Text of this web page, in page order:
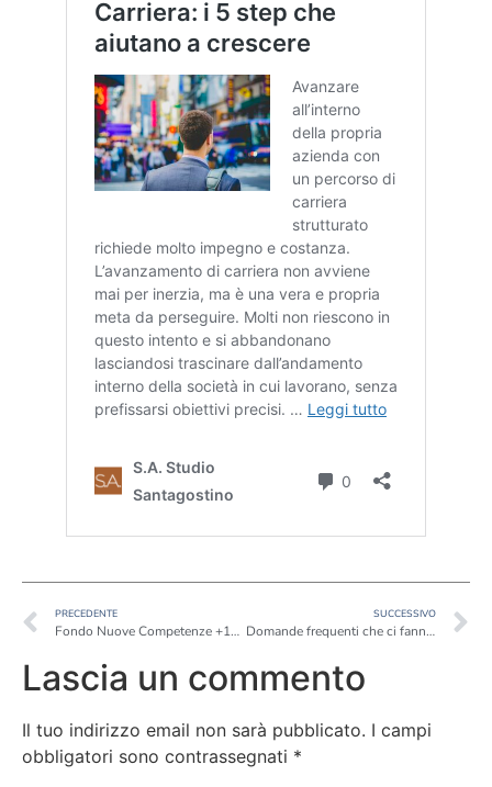
PRECEDENTE
Fondo Nuove Competenze +180 milioni e scadenza al 27 marzo 2023
SUCCESSIVO
Domande frequenti che ci fanno le aziende che vogliono attivare un tirocinio o stage
Lascia un commento
Il tuo indirizzo email non sarà pubblicato. I campi
obbligatori sono contrassegnati *